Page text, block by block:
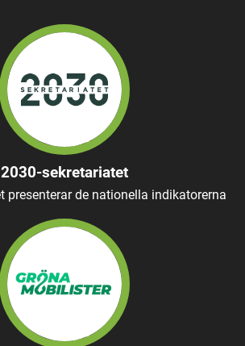
2030-sekretariatet
presenterar de nationella indikatorerna